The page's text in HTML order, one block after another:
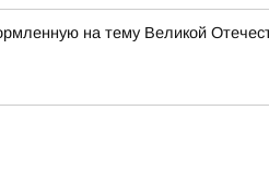
на тему Великой